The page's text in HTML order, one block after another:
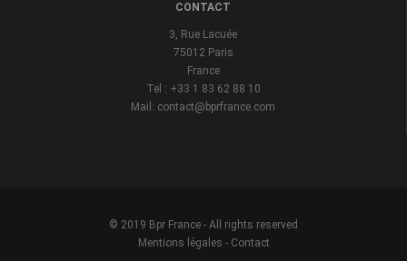
CONTACT
3, Rue Lacuée
75012 Paris
France
Tel : +33 1 83 62 88 10
Mail: contact@bprfrance.com
© 2019 Bpr France - All rights reserved
Mentions légales - Contact